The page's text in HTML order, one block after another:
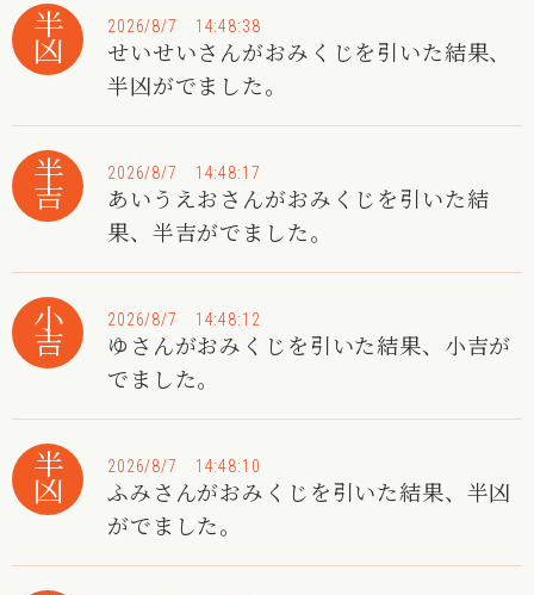
半凶 2026/8/7 14:48:38
せいせいさんがおみくじを引いた結果、
半凶がでました。
半吉 2026/8/7 14:48:17
あいうえおさんがおみくじを引いた結
果、半吉がでました。
小吉 2026/8/7 14:48:12
ゆさんがおみくじを引いた結果、小吉が
でました。
半凶 2026/8/7 14:48:10
ふみさんがおみくじを引いた結果、半凶
がでました。